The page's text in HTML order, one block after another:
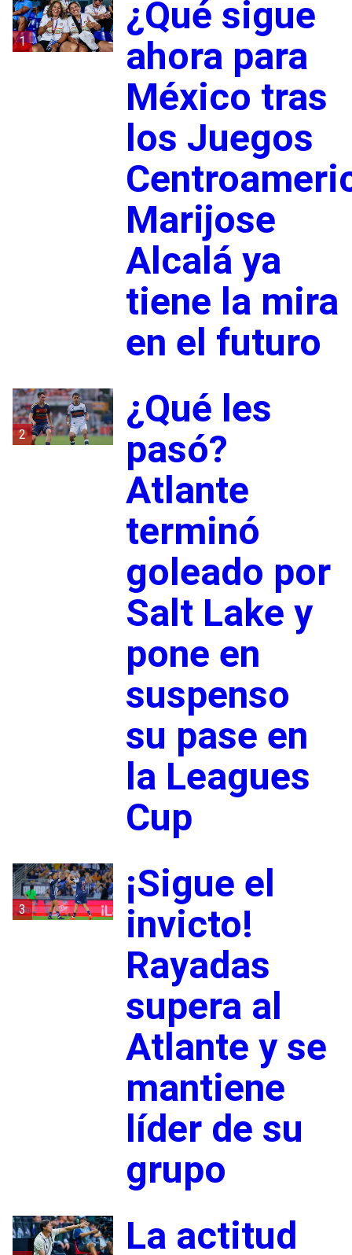
1
¿Qué sigue
ahora para
México tras
los Juegos
Marijose
Alcalá ya
tiene la mira
en el futuro
2
¿Qué les
pasó?
Atlante
terminó
goleado por
Salt Lake y
pone en
suspenso
su pase en
la Leagues
Cup
3
¡Sigue el
invicto!
Rayadas
supera al
Atlante y se
mantiene
líder de su
grupo
La actitud